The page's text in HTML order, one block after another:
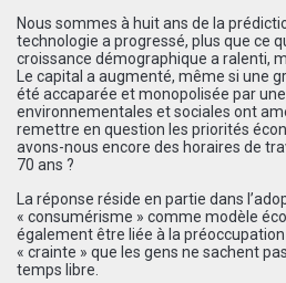
Nous sommes à huit ans de la
technologie a progressé, plus que ce
croissance démographique a ralenti,
Le capital a augmenté, même si une
été accaparée et monopolisée par
environnementales et sociales ont
remettre en question les priorités
avons-nous encore des horaires de
70 ans ?
La réponse réside en partie dans
« consumérisme » comme modèle
également être liée à la
« crainte » que les gens ne sachent
temps libre.